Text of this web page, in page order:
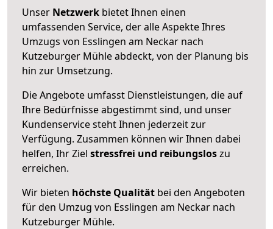
Unser Netzwerk bietet Ihnen einen
umfassenden Service, der alle Aspekte Ihres
Umzugs von Esslingen am Neckar nach
Kutzeburger Mühle abdeckt, von der Planung bis
hin zur Umsetzung.
Die Angebote umfasst Dienstleistungen, die auf
Ihre Bedürfnisse abgestimmt sind, und unser
Kundenservice steht Ihnen jederzeit zur
Verfügung. Zusammen können wir Ihnen dabei
helfen, Ihr Ziel stressfrei und reibungsloszu
erreichen.
Wir bieten höchste Qualität bei den Angeboten
für den Umzug von Esslingen am Neckar nach
Kutzeburger Mühle.